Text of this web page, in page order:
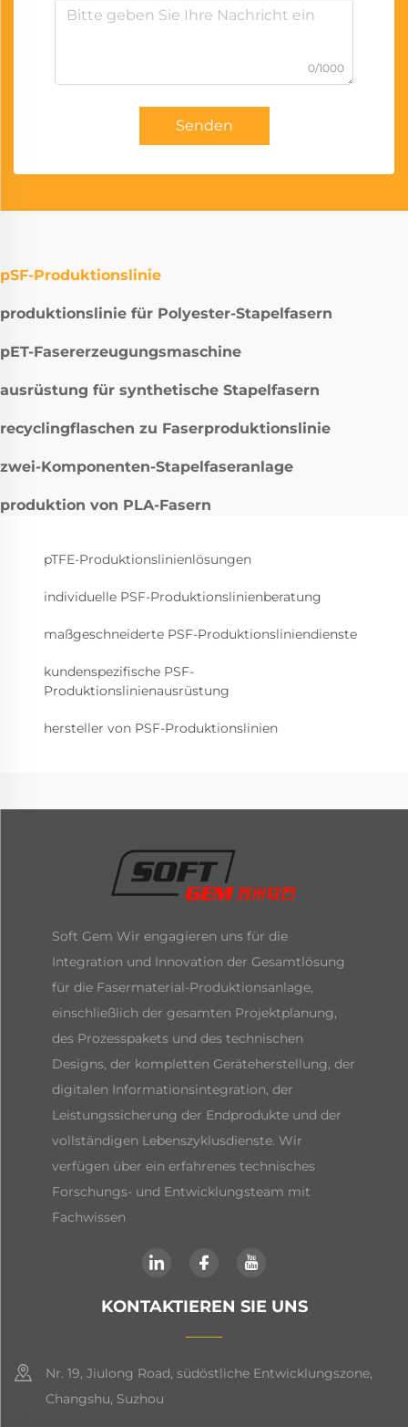
0/1000
Senden
pSF-Produktionslinie
produktionslinie für Polyester-Stapelfasern
pET-Fasererzeugungsmaschine
ausrüstung für synthetische Stapelfasern
recyclingflaschen zu Faserproduktionslinie
zwei-Komponenten-Stapelfaseranlage
produktion von PLA-Fasern
pTFE-Produktionslinienlösungen
individuelle PSF-Produktionslinienberatung
maßgeschneiderte PSF-Produktionsliniendienste
kundenspezifische PSF-
Produktionslinienausrüstung
hersteller von PSF-Produktionslinien
Soft Gem Wir engagieren uns für die
Integration und Innovation der Gesamtlösung
für die Fasermaterial-Produktionsanlage,
einschließlich der gesamten Projektplanung,
des Prozesspakets und des technischen
Designs, der kompletten Geräteherstellung, der
digitalen Informationsintegration, der
Leistungssicherung der Endprodukte und der
vollständigen Lebenszyklusdienste. Wir
verfügen über ein erfahrenes technisches
Forschungs- und Entwicklungsteam mit
Fachwissen
KONTAKTIEREN SIE UNS
Nr. 19, Jiulong Road, südöstliche Entwicklungszone,
Changshu, Suzhou